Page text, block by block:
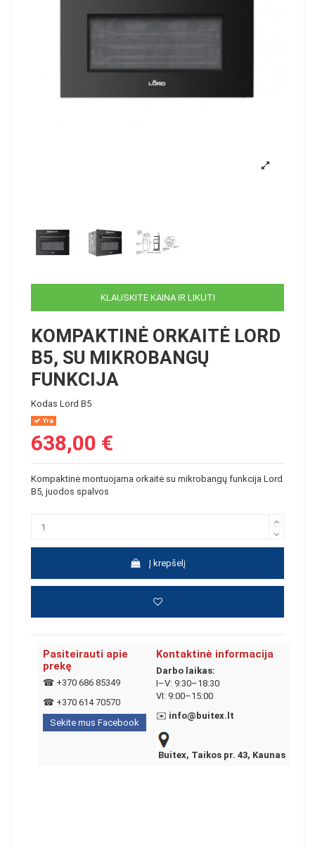
KLAUSKITE KAINA IR LIKUTI
KOMPAKTINĖ ORKAITĖ LORD
B5, SU MIKROBANGŲ
FUNKCIJA
Kodas Lord B5
Yra
638,00 €
Kompaktinė montuojama orkaitė su mikrobangų funkcija Lord
B5, juodos spalvos
Į krepšelį
Pasiteirauti apie
prekę
☎ +370 686 85349
☎ +370 614 70570
Sekite mus Facebook
Kontaktinė informacija
Darbo laikas:
I–V: 9:30–18:30
VI: 9:00–15:00
✉️ info@buitex.lt
Buitex, Taikos pr. 43, Kaunas